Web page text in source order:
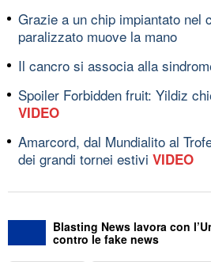
Grazie a un chip impiantato nel
paralizzato muove la mano
Il cancro si associa alla
Spoiler Forbidden fruit: Yildiz
VIDEO
Amarcord, dal Mundialito al
dei grandi tornei estivi VIDEO
Blasting News lavora con
contro le fake news